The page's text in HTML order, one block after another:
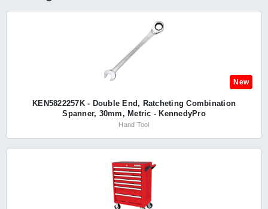
New
KEN5822257K - Double End, Ratcheting Combination
Spanner, 30mm, Metric - KennedyPro
Hand Tool